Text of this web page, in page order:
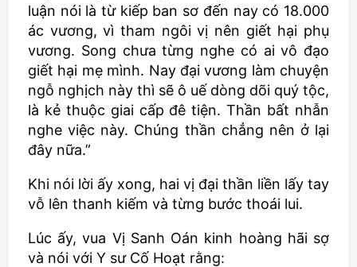
luận nói là từ kiếp ban sơ đến nay có 18.000
ác vương, vì tham ngôi vị nên giết hại phụ
vương. Song chưa từng nghe có ai vô đạo
giết hại mẹ mình. Nay đại vương làm chuyện
ngỗ nghịch này thì sẽ ô uế dòng dõi quý tộc,
là kẻ thuộc giai cấp đê tiện. Thần bất nhẫn
nghe việc này. Chúng thần chẳng nên ở lại
đây nữa.”
Khi nói lời ấy xong, hai vị đại thần liền lấy tay
vỗ lên thanh kiếm và từng bước thoái lui.
Lúc ấy, vua Vị Sanh Oán kinh hoàng hãi sợ
và nói với Y sư Cố Hoạt rằng: